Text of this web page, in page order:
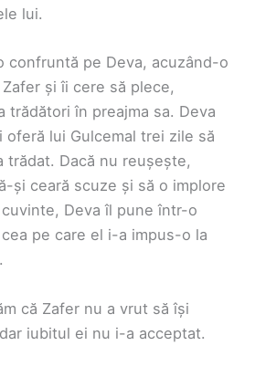
lui.
confruntă pe Deva, acuzând-o
și îi cere să plece,
trădători în preajma sa. Deva
oferă lui Gulcemal trei zile să
trădat. Dacă nu reușește,
și ceară scuze și să o implore
Deva îl pune într-o
pe care el i-a impus-o la
că Zafer nu a vrut să își
iubitul ei nu i-a acceptat.